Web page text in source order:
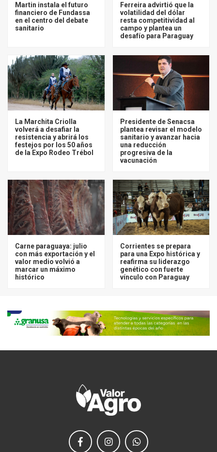
Martin instala el futuro
financiero de Fundassa
en el centro del debate
sanitario
Ferreira advirtió que la
volatilidad del dólar
resta competitividad al
campo y plantea un
desafío para Paraguay
La Marchita Criolla
volverá a desafiar la
resistencia y abrirá los
festejos por los 50 años
de la Expo Rodeo Trébol
Presidente de Senacsa
plantea revisar el modelo
sanitario y avanzar hacia
una reducción
progresiva de la
vacunación
Carne paraguaya: julio
con más exportación y el
valor medio volvió a
marcar un máximo
histórico
Corrientes se prepara
para una Expo histórica y
reafirma su liderazgo
genético con fuerte
vínculo con Paraguay